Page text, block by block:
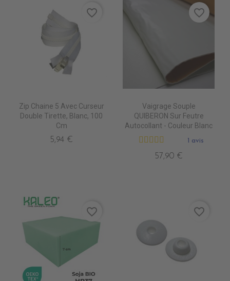
Zip Chaine 5 Avec Curseur
Double Tirette, Blanc, 100
Cm
5,94 €
favorite_border
Vaigrage Souple
QUIBERON Sur Feutre
Autocollant - Couleur Blanc
1 avis
57,90 €
favorite_border
favorite_border favorite_border